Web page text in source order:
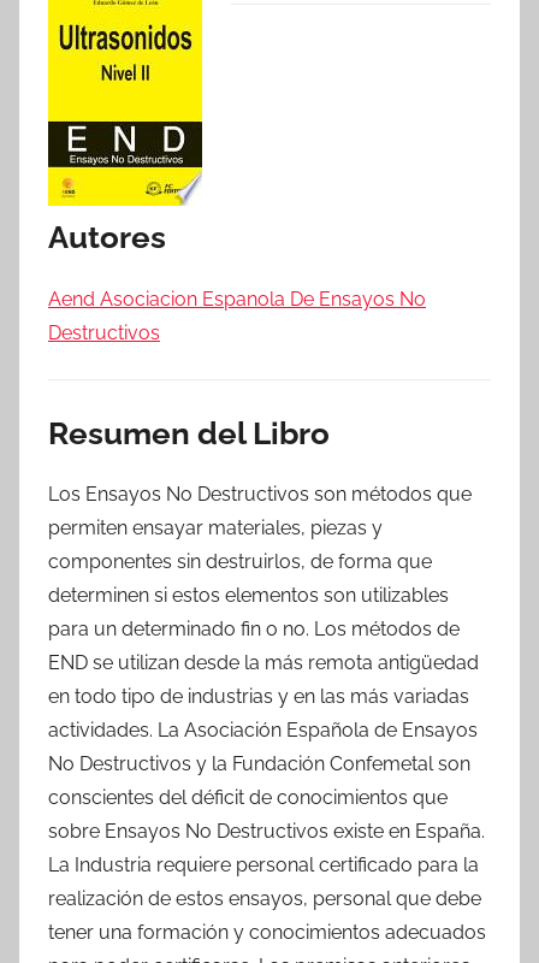
Autores
Aend Asociacion Espanola De Ensayos No
Destructivos
Resumen del Libro
Los Ensayos No Destructivos son métodos que
permiten ensayar materiales, piezas y
componentes sin destruirlos, de forma que
determinen si estos elementos son utilizables
para un determinado fin o no. Los métodos de
END se utilizan desde la más remota antigüedad
en todo tipo de industrias y en las más variadas
actividades. La Asociación Española de Ensayos
No Destructivos y la Fundación Confemetal son
conscientes del déficit de conocimientos que
sobre Ensayos No Destructivos existe en España.
La Industria requiere personal certificado para la
realización de estos ensayos, personal que debe
tener una formación y conocimientos adecuados